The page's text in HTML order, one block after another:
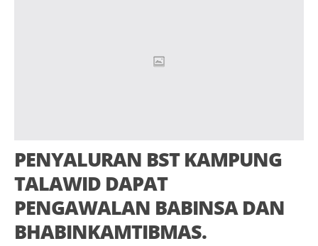
PENYALURAN BST KAMPUNG
TALAWID DAPAT
PENGAWALAN BABINSA DAN
BHABINKAMTIBMAS.